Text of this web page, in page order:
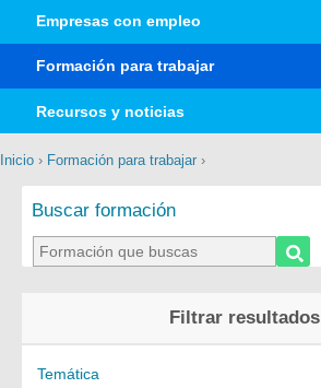
Empresas con empleo
Formación para trabajar
Recursos y noticias
Inicio › Formación para trabajar ›
Buscar formación
Filtrar resultados
Temática